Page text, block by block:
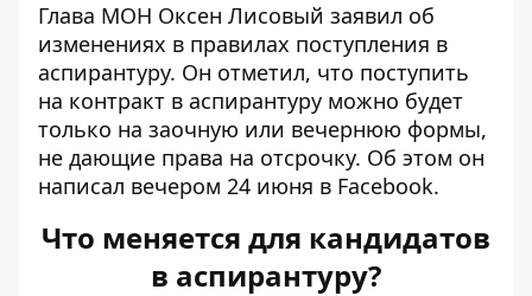
Глава МОН Оксен Лисовый заявил об
изменениях в правилах поступления в
аспирантуру. Он отметил, что поступить
на контракт в аспирантуру можно будет
только на заочную или вечернюю формы,
не дающие права на отсрочку. Об этом он
написал вечером 24 июня в Facebook.
Что меняется для кандидатов
в аспирантуру?